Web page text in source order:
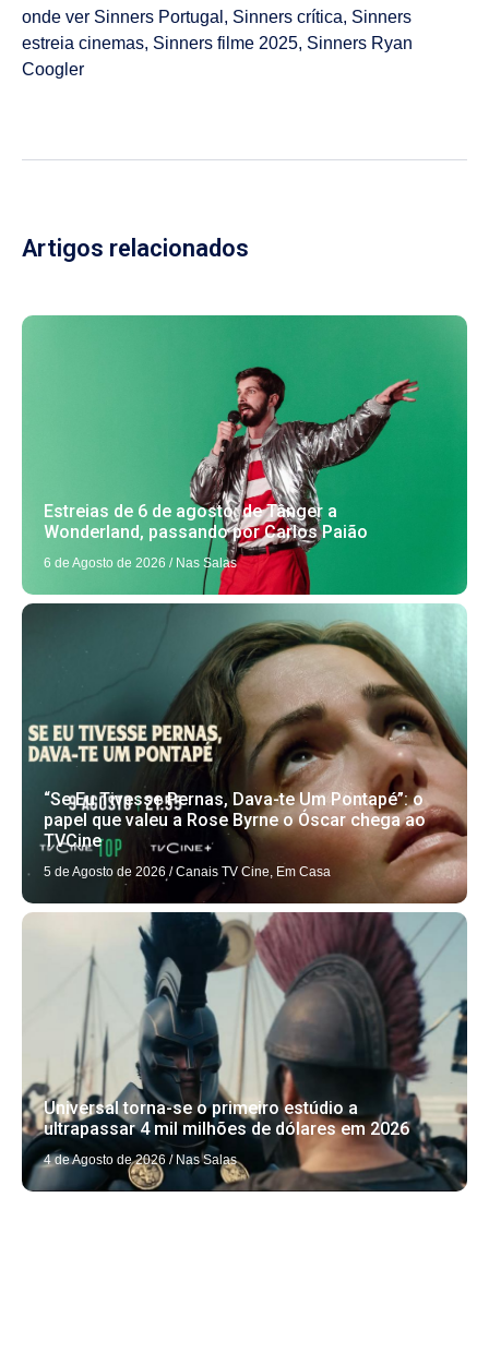
onde ver Sinners Portugal , Sinners crítica, Sinners
estreia cinemas, Sinners filme 2025, Sinners Ryan
Coogler
Artigos relacionados
Estreias de 6 de agosto: de Tânger a
Wonderland, passando por Carlos Paião
6 de Agosto de 2026 / Nas Salas
“Se Eu Tivesse Pernas, Dava-te Um Pontapé”: o
papel que valeu a Rose Byrne o Óscar chega ao
TVCine
5 de Agosto de 2026 / Canais TV Cine, Em Casa
Universal torna-se o primeiro estúdio a
ultrapassar 4 mil milhões de dólares em 2026
4 de Agosto de 2026 / Nas Salas